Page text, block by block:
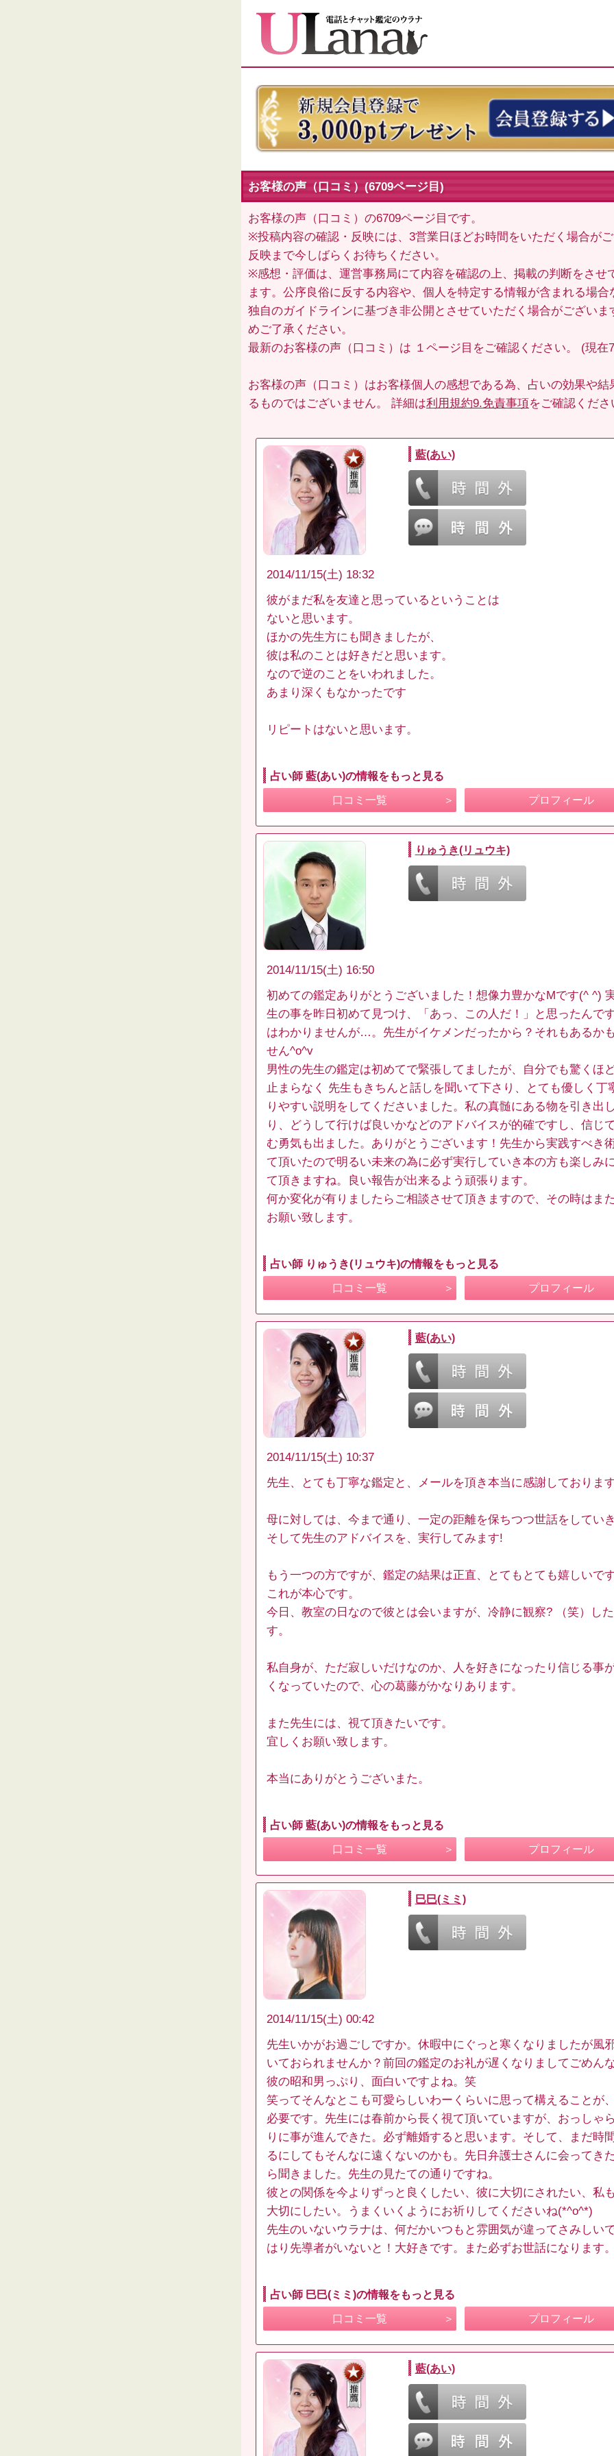
お客様の声（口コミ）(6709ページ目)
お客様の声（口コミ）の6709ページ目です。
※投稿内容の確認・反映には、3営業日ほどお時間をいただく場合がご
反映まで今しばらくお待ちください。
※感想・評価は、運営事務局にて内容を確認の上、掲載の判断をさせ
ます。公序良俗に反する内容や、個人を特定する情報が含まれる場合
独自のガイドラインに基づき非公開とさせていただく場合がございま
めご了承ください。
最新のお客様の声（口コミ）は １ページ目 をご確認ください。 (現在
お客様の声（口コミ）はお客様個人の感想である為、占いの効果や結
るものではございません。 詳細は利用規約9.免責事項をご確認くださ
藍(あい)
2014/11/15(土) 18:32
彼がまだ私を友達と思っているということは
ないと思います。
ほかの先生方にも聞きましたが、
彼は私のことは好きだと思います。
なので逆のことをいわれました。
あまり深くもなかったです
リピートはないと思います。
占い師 藍(あい)の情報をもっと見る
口コミ一覧 プロフィール
りゅうき(リュウキ)
2014/11/15(土) 16:50
初めての鑑定ありがとうございました！想像力豊かなMです(^ ^)
生の事を昨日初めて見つけ、「あっ、この人だ！」と思ったんで
はわかりませんが…。先生がイケメンだったから？それもあるか
せん^o^v
男性の先生の鑑定は初めてで緊張してましたが、自分でも驚くほ
止まらなく 先生もきちんと話しを聞いて下さり、とても優しく丁
りやすい説明をしてくださいました。私の真髄にある物を引き出
り、どうして行けば良いかなどのアドバイスが的確ですし、信じ
む勇気も出ました。ありがとうございます！先生から実践すべき
て頂いたので明るい未来の為に必ず実行していき本の方も楽しみ
て頂きますね。良い報告が出来るよう頑張ります。
何か変化が有りましたらご相談させて頂きますので、その時はま
お願い致します。
占い師 りゅうき(リュウキ)の情報をもっと見る
口コミ一覧 プロフィール
藍(あい)
2014/11/15(土) 10:37
先生、とても丁寧な鑑定と、メールを頂き本当に感謝しておりま
母に対しては、今まで通り、一定の距離を保ちつつ世話をしていき
そして先生のアドバイスを、実行してみます!
もう一つの方ですが、鑑定の結果は正直、とてもとても嬉しいです
これが本心です。
今日、教室の日なので彼とは会いますが、冷静に観察? （笑）し
す。
私自身が、ただ寂しいだけなのか、人を好きになったり信じる事
くなっていたので、心の葛藤がかなりあります。
また先生には、視て頂きたいです。
宜しくお願い致します。
本当にありがとうございまた。
占い師 藍(あい)の情報をもっと見る
口コミ一覧 プロフィール
巳巳(ミミ)
2014/11/15(土) 00:42
先生いかがお過ごしですか。休暇中にぐっと寒くなりましたが風
いておられませんか？前回の鑑定のお礼が遅くなりましてごめん
彼の昭和男っぷり、面白いですよね。笑
笑ってそんなとこも可愛らしいわーくらいに思って構えることが
必要です。先生には春前から長く視て頂いていますが、おっしゃ
りに事が進んできた。必ず離婚すると思います。そして、まだ時
るにしてもそんなに遠くないのかも。先日弁護士さんに会ってき
ら聞きました。先生の見たての通りですね。
彼との関係を今よりずっと良くしたい、彼に大切にされたい、私
大切にしたい。うまくいくようにお祈りしてくださいね(*^o^*)
先生のいないウラナは、何だかいつもと雰囲気が違ってさみしい
はり先導者がいないと！大好きです。また必ずお世話になります。
占い師 巳巳(ミミ)の情報をもっと見る
口コミ一覧 プロフィール
藍(あい)